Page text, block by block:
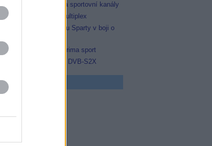
získala licence pro dva sportovní kanály
Du převzal další multiplex
sport odvysílá i odvetu Sparty v boji o
potvrdil zařazení Prima sport
Networks přešla na DVB-S2X